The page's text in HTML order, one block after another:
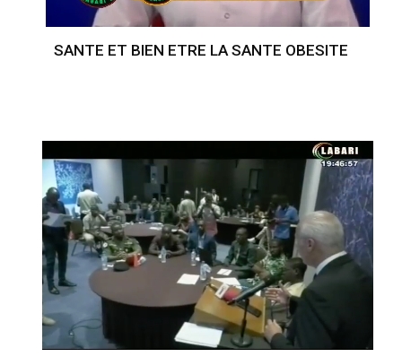
SANTE ET BIEN ETRE LA SANTE OBESITE